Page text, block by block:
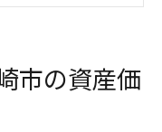
の人気の理由
格調査方法
市の資産価